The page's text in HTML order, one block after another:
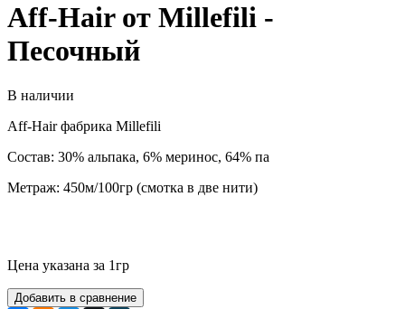
Aff-Hair от Millefili -
Песочный
В наличии
Aff-Hair фабрика Millefili
Состав: 30% альпака, 6% меринос, 64% па
Метраж: 450м/100гр (смотка в две нити)
Цена указана за 1гр
Добавить в сравнение